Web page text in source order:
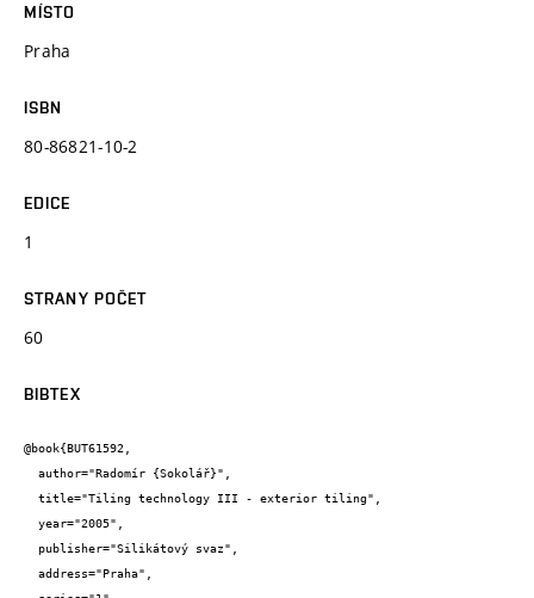
MÍSTO
Praha
ISBN
80-86821-10-2
EDICE
1
STRANY POČET
60
BIBTEX
@book{BUT61592,